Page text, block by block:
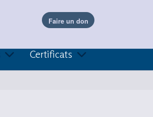
Certificats